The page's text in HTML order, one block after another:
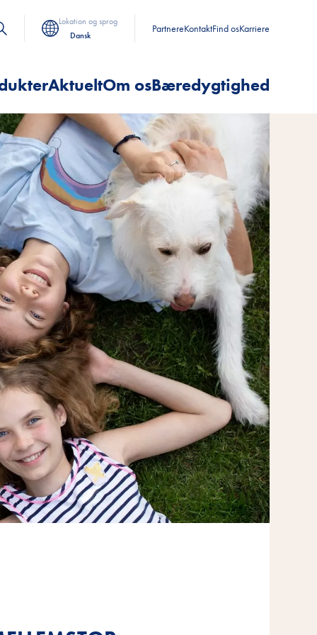
Lokation og sprog
Dansk
PartnereKontaktFind osKarriere
AktueltOm osBæredygtighed